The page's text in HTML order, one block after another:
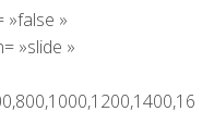
»false »
»slide »